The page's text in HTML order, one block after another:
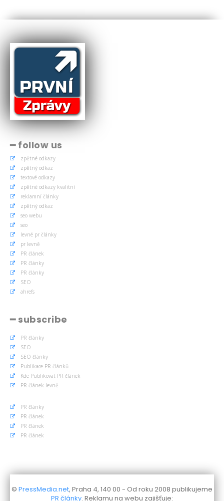
━ follow us
zpětné odkazy
zpětný odkaz
textové odkazy
zpětné odkazy kvalitní
reklamní články
zpětný odkaz
seo webu
seo
levné pr články
pr levně
PR článek
PR články
PR články
SEO
ahrefs
━ subscribe
PR články
SEO
SEO články
Publikace PR článků
Kde Publikovat PR článek
PR článek levně
PR články
PR článek
PR článek
PR článek
© PressMedia.net, Praha 4, 140 00 - Od roku 2008 publikujeme
PR články. Reklamu na webu zajišťuje: